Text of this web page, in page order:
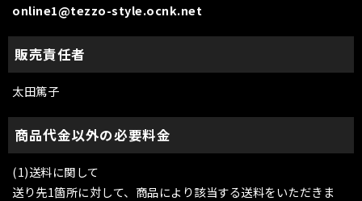
online1@tezzo-style.ocnk.net
販売責任者
太田篤子
商品代金以外の必要料金
(1)送料に関して
送り先1箇所に対して、商品により該当する送料をいただきま